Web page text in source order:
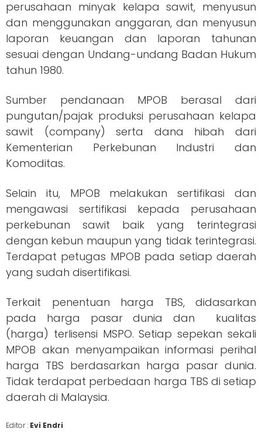
perusahaan minyak kelapa sawit, menyusun
dan menggunakan anggaran, dan menyusun
laporan keuangan dan laporan tahunan
sesuai dengan Undang-undang Badan Hukum
tahun 1980.
Sumber pendanaan MPOB berasal dari
pungutan/pajak produksi perusahaan kelapa
sawit (company) serta dana hibah dari
Kementerian Perkebunan Industri dan
Komoditas.
Selain itu, MPOB melakukan sertifikasi dan
mengawasi sertifikasi kepada perusahaan
perkebunan sawit baik yang terintegrasi
dengan kebun maupun yang tidak terintegrasi.
Terdapat petugas MPOB pada setiap daerah
yang sudah disertifikasi.
Terkait penentuan harga TBS, didasarkan
pada harga pasar dunia dan kualitas
(harga) terlisensi MSPO. Setiap sepekan sekali
MPOB akan menyampaikan informasi perihal
harga TBS berdasarkan harga pasar dunia.
Tidak terdapat perbedaan harga TBS di setiap
daerah di Malaysia.
Editor : Evi Endri